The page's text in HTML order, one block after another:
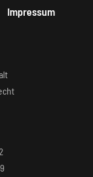
Impressum